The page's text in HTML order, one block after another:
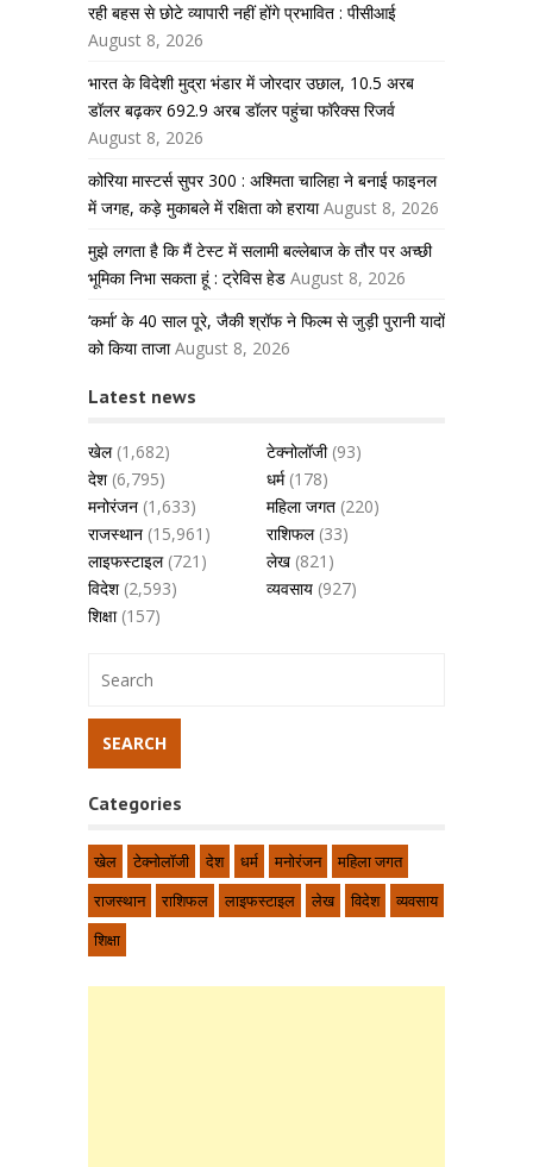
रही बहस से छोटे व्यापारी नहीं होंगे प्रभावित : पीसीआई
August 8, 2026
भारत के विदेशी मुद्रा भंडार में जोरदार उछाल, 10.5 अरब
डॉलर बढ़कर 692.9 अरब डॉलर पहुंचा फॉरेक्स रिजर्व
August 8, 2026
कोरिया मास्टर्स सुपर 300 : अश्मिता चालिहा ने बनाई फाइनल
में जगह, कड़े मुकाबले में रक्षिता को हराया August 8, 2026
मुझे लगता है कि मैं टेस्ट में सलामी बल्लेबाज के तौर पर अच्छी
भूमिका निभा सकता हूं : ट्रेविस हेड August 8, 2026
‘कर्मा’ के 40 साल पूरे, जैकी श्रॉफ ने फिल्म से जुड़ी पुरानी यादों
को किया ताजा August 8, 2026
Latest news
खेल(1,682) टेक्नोलॉजी(93)
देश(6,795) धर्म(178)
मनोरंजन (1,633) महिला जगत (220)
राजस्थान (15,961) राशिफल(33)
लाइफस्टाइल(721) लेख (821)
विदेश(2,593) व्यवसाय (927)
शिक्षा(157)
Categories
खेल टेक्नोलॉजी देश धर्म मनोरंजन
महिला जगत
राजस्थान
राशिफल लाइफस्टाइल लेख विदेश
व्यवसाय
शिक्षा